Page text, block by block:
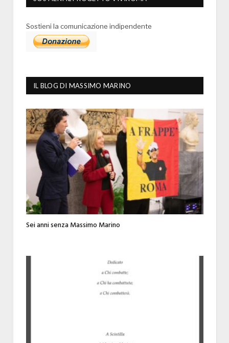
Sostieni la comunicazione indipendente
IL BLOG DI MASSIMO MARINO
Sei anni senza Massimo Marino